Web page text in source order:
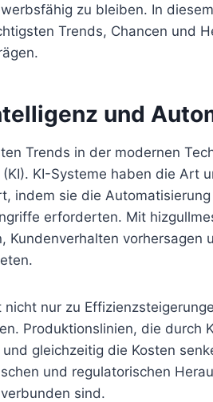
zu bleiben. In
Trends, Chancen und
und
Trends in der modernen
KI-Systeme haben die Art
indem sie die
erforderten. Mit
Kundenverhalten vorhersagen
nur zu
Produktionslinien, die durch
gleichzeitig die Kosten
und regulatorischen
sind.